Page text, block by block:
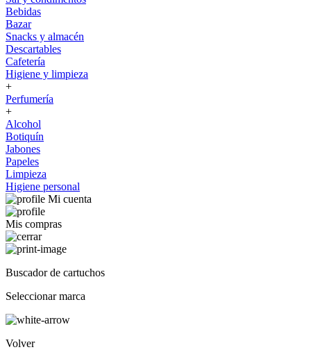
Bebidas
Bazar
Snacks y almacén
Descartables
Cafetería
Higiene y limpieza
+
Perfumería
+
Alcohol
Botiquín
Jabones
Papeles
Limpieza
Higiene personal
Mi cuenta
Mis compras
Buscador de cartuchos
Seleccionar marca
Volver